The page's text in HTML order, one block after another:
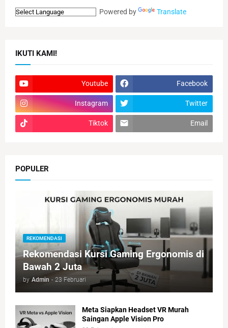
Powered by Translate
IKUTI KAMI!
Youtube Facebook
Instagram Twitter
Tiktok Email
POPULER
REKOMENDASI
Rekomendasi Kursi Gaming Ergonomis di
Bawah 2 Juta
by Admin - 23 Februari
Meta Siapkan Headset VR Murah
Saingan Apple Vision Pro